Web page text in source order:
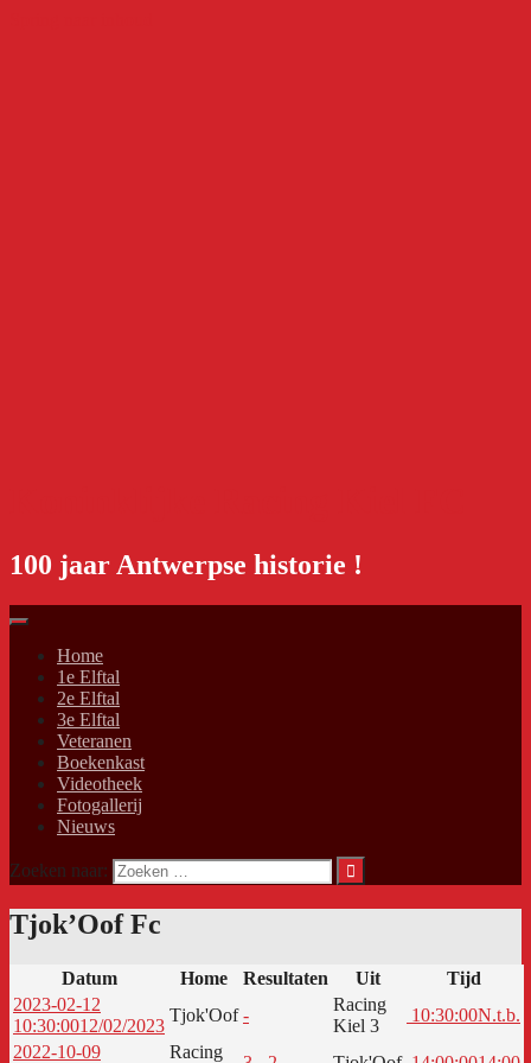
100 jaar Antwerpse historie !
Home
1e Elftal
2e Elftal
3e Elftal
Veteranen
Boekenkast
Videotheek
Fotogallerij
Nieuws
Zoeken naar:
Tjok’Oof Fc
Datum Home Resultaten Uit
Tijd
2023-02-12
10:30:0012/02/2023
Tjok'Oof -
Racing
Kiel 3
10:30:00N.t.b.
2022-10-09
Racing